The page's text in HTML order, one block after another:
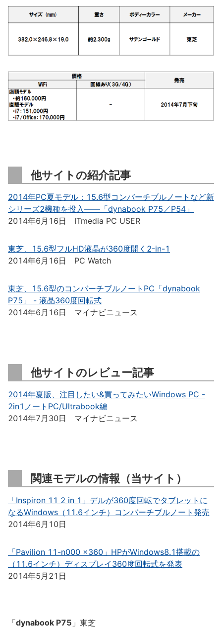
他サイトの紹介記事
2014年PC夏モデル：15.6型コンバーチブルノートなど新
シリーズ2機種を投入――「dynabook P75／P54」
2014年6月16日 ITmedia PC USER
東芝、15.6型フルHD液晶が360度開く2-in-1
2014年6月16日 PC Watch
東芝、15.6型のコンバーチブルノートPC「dynabook
P75」 - 液晶360度回転式
2014年6月16日 マイナビニュース
他サイトのレビュー記事
2014年夏版、注目したい&買ってみたいWindows PC -
2in1ノートPC/Ultrabook編
2014年7月30日 マイナビニュース
関連モデルの情報（当サイト）
「Inspiron 11 2 in 1」デルが360度回転でタブレットに
なるWindows（11.6インチ）コンバーチブルノート発売
2014年6月10日
「Pavilion 11-n000 x360」HPがWindows8.1搭載の
（11.6インチ）ディスプレイ360度回転式を発表
2014年5月21日
「dynabook P75 」東芝